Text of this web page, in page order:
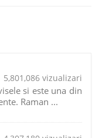
5,801,086 vizualizari
si este una din
Raman ...